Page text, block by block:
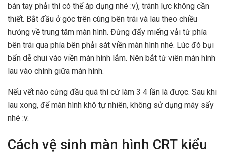
bàn tay phải thì có thể áp dụng nhé :v), tránh lực không cần
thiết. Bắt đầu ở góc trên cùng bên trái và lau theo chiều
hướng về trung tâm màn hình. Đừng đẩy miếng vải từ phía
bên trái qua phía bên phải sát viền màn hình nhé. Lúc đó bụi
bẩn dễ chui vào viền màn hình lắm. Nên bắt từ viên màn hình
lau vào chính giữa màn hình.
Nếu vết nào cứng đầu quá thì cứ làm 3 4 lần là được. Sau khi
lau xong, để màn hình khô tự nhiên, không sử dụng máy sấy
nhé :v.
Cách vệ sinh màn hình CRT kiểu